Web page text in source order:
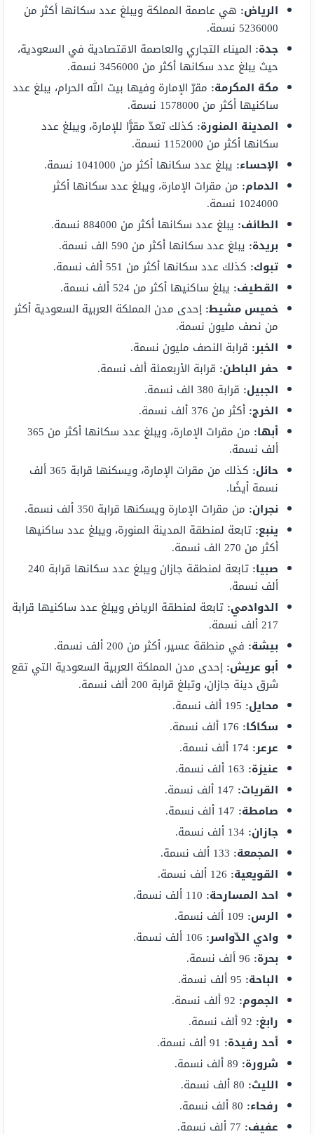
الرياض: هي عاصمة المملكة ويبلغ عدد سكانها أكثر من
5236000 نسمة.
جدة: الميناء التجاري والعاصمة الاقتصادية في السعودية،
حيث يبلغ عدد سكانها أكثر من 3456000 نسمة.
مكة المكرمة: مقرّ الإمارة وفيها بيت الله الحرام، يبلغ عدد
ساكنيها أكثر من 1578000 نسمة.
المدينة المنورة: كذلك تعدّ مقرًّا للإمارة، ويبلغ عدد
سكانها أكثر من 1152000 نسمة.
الإحساء: يبلغ عدد سكانها أكثر من 1041000 نسمة.
الدمام: من مقرات الإمارة، ويبلغ عدد سكانها أكثر
1024000 نسمة.
الطائف: يبلغ عدد سكانها أكثر من 884000 نسمة.
بريدة: يبلغ عدد سكانها أكثر من 590 الف نسمة.
تبوك: كذلك عدد سكانها أكثر من 551 ألف نسمة.
القطيف: يبلغ ساكنيها أكثر من 524 ألف نسمة.
خميس مشيط: إحدى مدن المملكة العربية السعودية أكثر
من نصف مليون نسمة.
الخبر: قرابة النصف مليون نسمة.
حفر الباطن: قرابة الأربعمئة ألف نسمة.
الجبيل: قرابة 380 الف نسمة.
الخرج: أكثر من 376 ألف نسمة.
أبها:
من مقرات الإمارة، ويبلغ عدد سكانها أكثر من 365
ألف نسمة.
حائل:
كذلك من مقرات الإمارة، ويسكنها قرابة 365 ألف
نسمة أيضًا.
نجران: من مقرات الإمارة ويسكنها قرابة 350 ألف نسمة.
ينبع: تابعة لمنطقة المدينة المنورة، ويبلغ عدد ساكنيها
أكثر من 270 الف نسمة.
صبيا:
تابعة لمنطقة جازان ويبلغ عدد سكانها قرابة 240
ألف نسمة.
الدوادمي: تابعة لمنطقة الرياض ويبلغ عدد ساكنيها قرابة
217 ألف نسمة.
بيشة: في منطقة عسير، أكثر من 200 ألف نسمة.
أبو عريش: إحدى مدن المملكة العربية السعودية التي تقع
شرق دينة جازان، وتبلغ قرابة 200 ألف نسمة.
محايل: 195 ألف نسمة.
سكاكا:
عرعر:
عنيزة:
القريات:
صامطة:
جازان:
المجمعة:
القويعية:
احد المسارحة:
الرس:
وادي الدّواسر:
بحرة:
الباحة:
الجموم:
رابغ:
أحد رفيدة:
شرورة:
الليث:
رفحاء:
عفيف: